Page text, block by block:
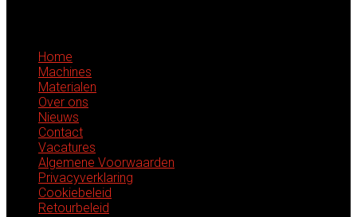
Home
Machines
Materialen
Over ons
Nieuws
Contact
Vacatures
Algemene Voorwaarden
Privacyverklaring
Cookiebeleid
Retourbeleid